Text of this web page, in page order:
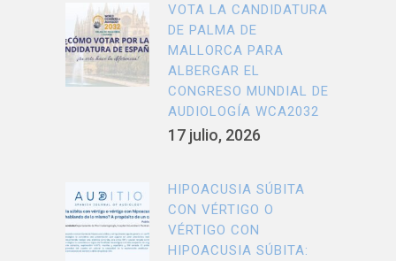
VOTA LA CANDIDATURA
DE PALMA DE
MALLORCA PARA
ALBERGAR EL
CONGRESO MUNDIAL DE
AUDIOLOGÍA WCA2032
17 julio, 2026
HIPOACUSIA SÚBITA
CON VÉRTIGO O
VÉRTIGO CON
HIPOACUSIA SÚBITA: